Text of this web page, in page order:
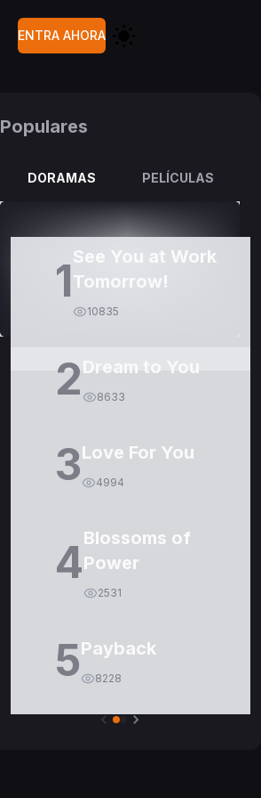
ENTRA AHORA
Populares
DORAMAS PELÍCULAS
1See You at Work
Tomorrow!
10835
2 Dream to You
8633
3Love For You
4994
4Blossoms of
Power
2531
5Payback
8228